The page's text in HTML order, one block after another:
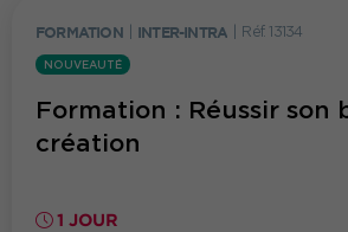
FORMATION INTER-INTRA Réf. 13134
NOUVEAUTÉ
Formation : Réussir son
création
1 JOUR